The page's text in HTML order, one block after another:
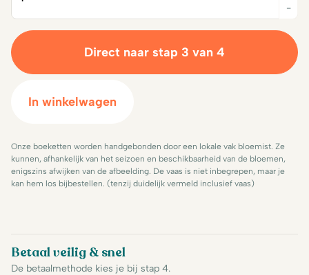
-
Direct naar stap 3 van 4
In winkelwagen
Onze boeketten worden handgebonden door een lokale vak bloemist. Ze
kunnen, afhankelijk van het seizoen en beschikbaarheid van de bloemen,
enigszins afwijken van de afbeelding. De vaas is niet inbegrepen, maar je
kan hem los bijbestellen. (tenzij duidelijk vermeld inclusief vaas)
Betaal veilig & snel
De betaalmethode kies je bij stap 4.